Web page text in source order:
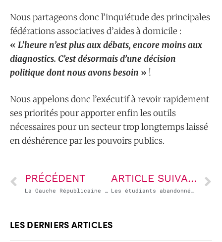
Nous partageons donc l’inquiétude des principales
fédérations associatives d’aides à domicile :
« L’heure n’est plus aux débats, encore moins aux
diagnostics. C’est désormais d’une décision
politique dont nous avons besoin » !
Nous appelons donc l’exécutif à revoir rapidement
ses priorités pour apporter enfin les outils
nécessaires pour un secteur trop longtemps laissé
en déshérence par les pouvoirs publics.
PRÉCÉDENT
La Gauche Républicaine et Socialiste condamne le coup d’État en Birmanie
ARTICLE SUIVANT
Les étudiants abandonnés par le gouvernement
LES DERNIERS ARTICLES